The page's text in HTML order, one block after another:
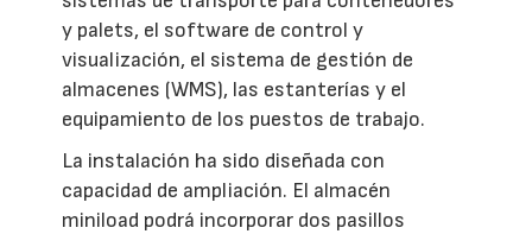
y palets, el software de control y
visualización, el sistema de gestión de
almacenes (WMS), las estanterías y el
equipamiento de los puestos de trabajo.
La instalación ha sido diseñada con
capacidad de ampliación. El almacén
miniload podrá incorporar dos pasillos